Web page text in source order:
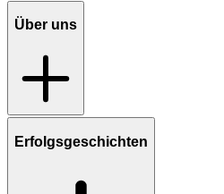
Über uns
Erfolgsgeschichten